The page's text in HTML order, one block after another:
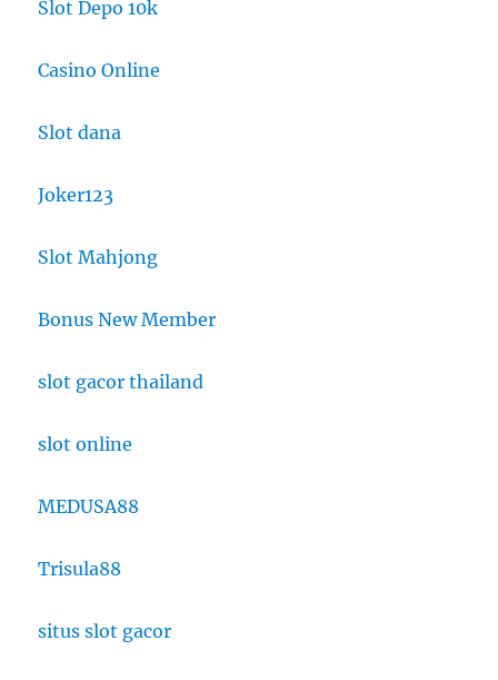
Slot Depo 10k
Casino Online
Slot dana
Joker123
Slot Mahjong
Bonus New Member
slot gacor thailand
slot online
MEDUSA88
Trisula88
situs slot gacor